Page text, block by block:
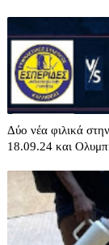
Δύο νέα φιλικά
18.09.24 και